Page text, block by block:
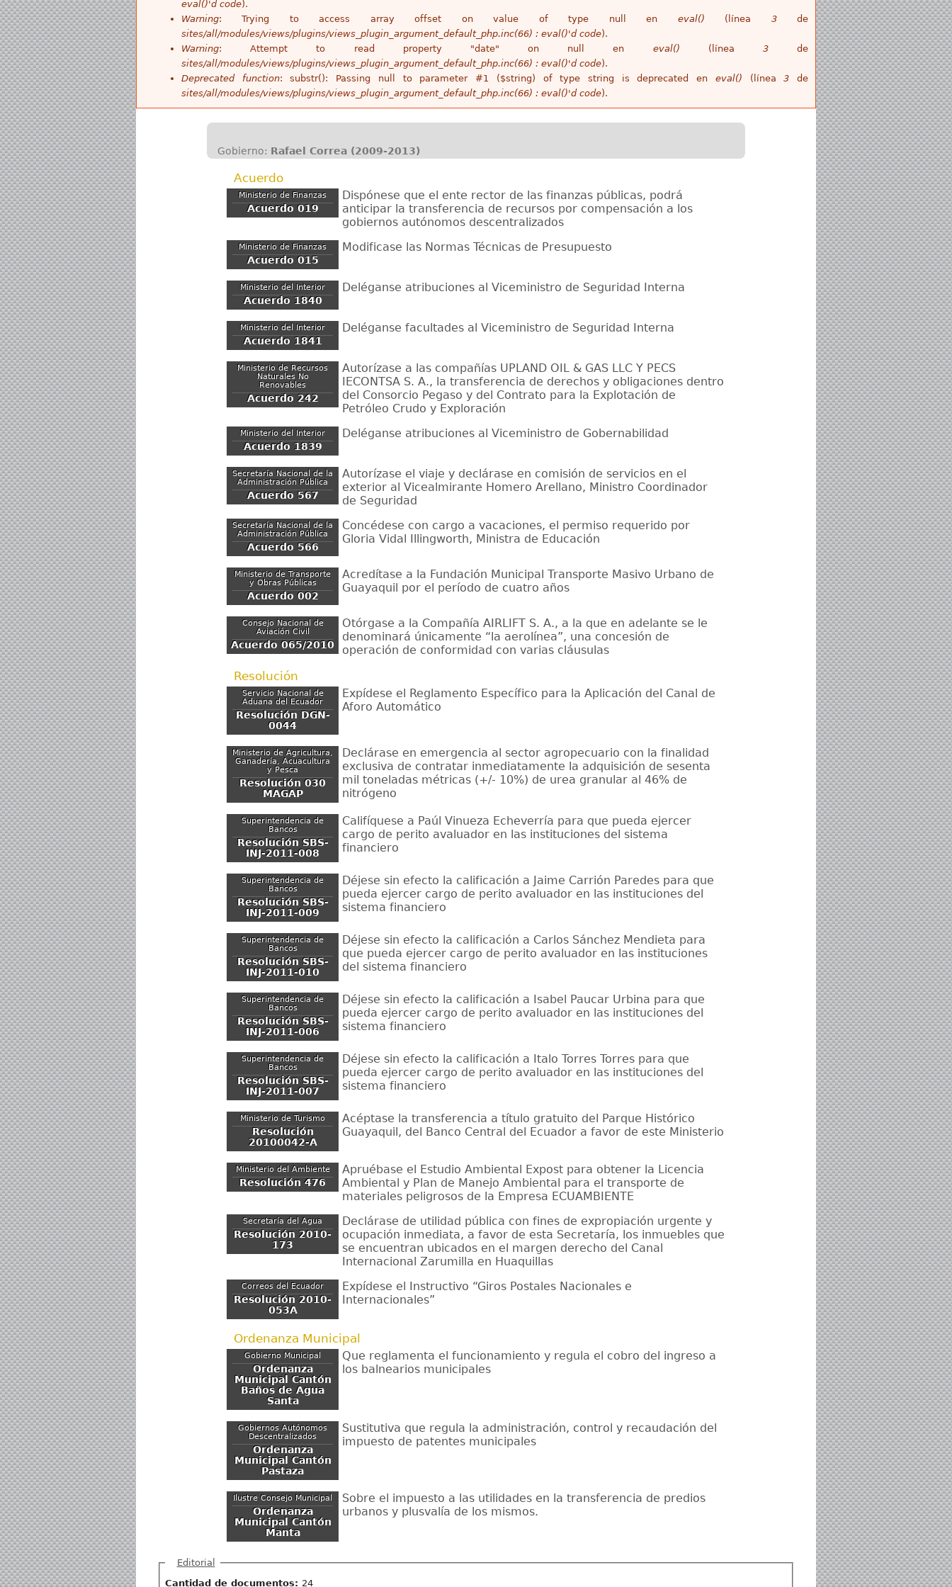
eval()'d code).
Warning: Trying to access array offset on value of type null en eval() (línea 3de
sites/all/modules/views/plugins/views_plugin_argument_default_php.inc(66) : eval()'d code).
Warning: Attempt to read property "date" on null en eval() (línea 3de
sites/all/modules/views/plugins/views_plugin_argument_default_php.inc(66) : eval()'d code).
Deprecated function: substr(): Passing null to parameter #1 ($string) of type string is deprecated en eval() (línea3 de
sites/all/modules/views/plugins/views_plugin_argument_default_php.inc(66) : eval()'d code).
Gobierno: Rafael Correa (2009-2013)
Acuerdo
Ministerio de Finanzas
Acuerdo 019
Dispónese que el ente rector de las finanzas públicas, podrá
anticipar la transferencia de recursos por compensación a los
gobiernos autónomos descentralizados
Ministerio de Finanzas
Acuerdo 015
Modificase las Normas Técnicas de Presupuesto
Ministerio del Interior
Acuerdo 1840
Deléganse atribuciones al Viceministro de Seguridad Interna
Ministerio del Interior
Acuerdo 1841
Deléganse facultades al Viceministro de Seguridad Interna
Ministerio de Recursos
Naturales No
Renovables
Acuerdo 242
Autorízase a las compañías UPLAND OIL & GAS LLC Y PECS
IECONTSA S. A., la transferencia de derechos y obligaciones dentro
del Consorcio Pegaso y del Contrato para la Explotación de
Petróleo Crudo y Exploración
Ministerio del Interior
Acuerdo 1839
Deléganse atribuciones al Viceministro de Gobernabilidad
Secretaría Nacional de la
Administración Pública
Acuerdo 567
Autorízase el viaje y declárase en comisión de servicios en el
exterior al Vicealmirante Homero Arellano, Ministro Coordinador
de Seguridad
Secretaría Nacional de la
Administración Pública
Acuerdo 566
Concédese con cargo a vacaciones, el permiso requerido por
Gloria Vidal Illingworth, Ministra de Educación
Ministerio de Transporte
y Obras Públicas
Acuerdo 002
Acredítase a la Fundación Municipal Transporte Masivo Urbano de
Guayaquil por el período de cuatro años
Consejo Nacional de
Aviación Civil
Acuerdo 065/2010
Otórgase a la Compañía AIRLIFT S. A., a la que en adelante se le
denominará únicamente “la aerolínea”, una concesión de
operación de conformidad con varias cláusulas
Resolución
Servicio Nacional de
Aduana del Ecuador
Resolución DGN-
0044
Expídese el Reglamento Específico para la Aplicación del Canal de
Aforo Automático
Ministerio de Agricultura,
Ganadería, Acuacultura
y Pesca
Resolución 030
MAGAP
Declárase en emergencia al sector agropecuario con la finalidad
exclusiva de contratar inmediatamente la adquisición de sesenta
mil toneladas métricas (+/- 10%) de urea granular al 46% de
nitrógeno
Superintendencia de
Bancos
Resolución SBS-
INJ-2011-008
Califíquese a Paúl Vinueza Echeverría para que pueda ejercer
cargo de perito avaluador en las instituciones del sistema
financiero
Superintendencia de
Bancos
Resolución SBS-
INJ-2011-009
Déjese sin efecto la calificación a Jaime Carrión Paredes para que
pueda ejercer cargo de perito avaluador en las instituciones del
sistema financiero
Superintendencia de
Bancos
Resolución SBS-
INJ-2011-010
Déjese sin efecto la calificación a Carlos Sánchez Mendieta para
que pueda ejercer cargo de perito avaluador en las instituciones
del sistema financiero
Superintendencia de
Bancos
Resolución SBS-
INJ-2011-006
Déjese sin efecto la calificación a Isabel Paucar Urbina para que
pueda ejercer cargo de perito avaluador en las instituciones del
sistema financiero
Superintendencia de
Bancos
Resolución SBS-
INJ-2011-007
Déjese sin efecto la calificación a Italo Torres Torres para que
pueda ejercer cargo de perito avaluador en las instituciones del
sistema financiero
Ministerio de Turismo
Resolución
20100042-A
Acéptase la transferencia a título gratuito del Parque Histórico
Guayaquil, del Banco Central del Ecuador a favor de este Ministerio
Ministerio del Ambiente
Resolución 476
Apruébase el Estudio Ambiental Expost para obtener la Licencia
Ambiental y Plan de Manejo Ambiental para el transporte de
materiales peligrosos de la Empresa ECUAMBIENTE
Secretaría del Agua
Resolución 2010-
173
Declárase de utilidad pública con fines de expropiación urgente y
ocupación inmediata, a favor de esta Secretaría, los inmuebles que
se encuentran ubicados en el margen derecho del Canal
Internacional Zarumilla en Huaquillas
Correos del Ecuador
Resolución 2010-
053A
Expídese el Instructivo “Giros Postales Nacionales e
Internacionales”
Ordenanza Municipal
Gobierno Municipal
Ordenanza
Municipal Cantón
Baños de Agua
Santa
Que reglamenta el funcionamiento y regula el cobro del ingreso a
los balnearios municipales
Gobiernos Autónomos
Descentralizados
Ordenanza
Municipal Cantón
Pastaza
Sustitutiva que regula la administración, control y recaudación del
impuesto de patentes municipales
Ilustre Consejo Municipal
Ordenanza
Municipal Cantón
Manta
Sobre el impuesto a las utilidades en la transferencia de predios
urbanos y plusvalía de los mismos.
Ocultar
Editorial
Cantidad de documentos: 24